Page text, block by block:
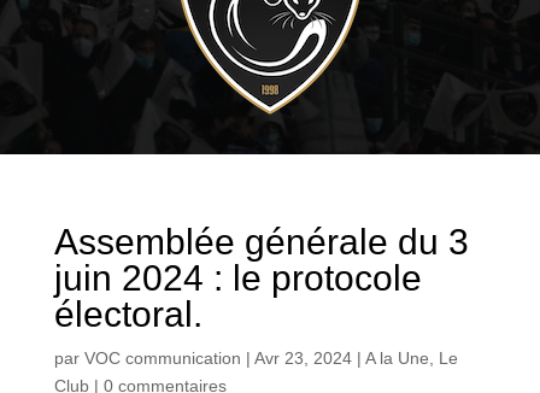
Assemblée générale du 3
juin 2024 : le protocole
électoral.
par VOC communication | Avr 23, 2024| A la Une, Le
Club| 0 commentaires